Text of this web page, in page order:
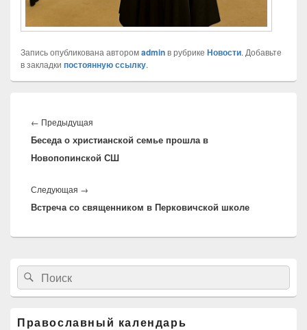
Запись опубликована авторомadminв рубрике Новости. Добавьте
в закладки постоянную ссылку.
по
записям
← Предыдущая
запись:
Беседа о христианской семье прошла в
Новопопинской СШ
Следующая →
запись:
Встреча со священником в Перковичской школе
Область
основной
боковой
панели
Найти:Поиск
Православный календарь